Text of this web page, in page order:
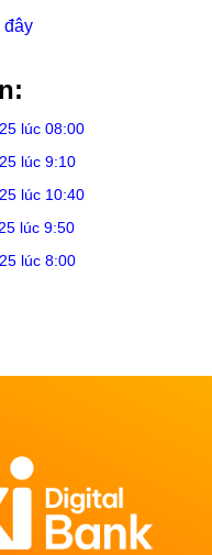
đây
lúc 08:00
lúc 9:10
lúc 10:40
lúc 9:50
lúc 8:00